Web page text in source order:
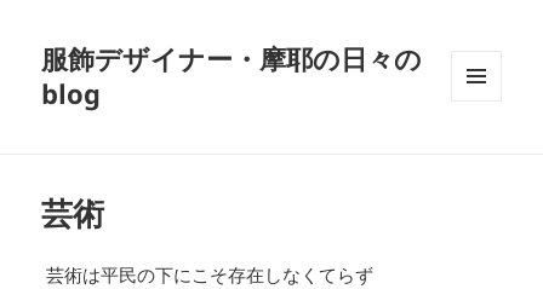
服飾デザイナー・摩耶の日々の
blog
芸術
芸術は平民の下にこそ存在しなくてらず